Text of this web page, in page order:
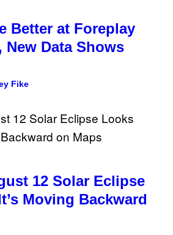
Better at Foreplay
New Data Shows
Fike
12 Solar Eclipse
Moving Backward